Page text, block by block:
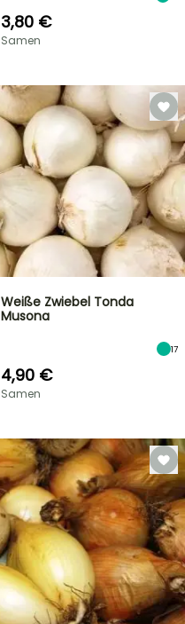
3,80 €
Samen
Weiße Zwiebel Tonda
Musona
17
4,90 €
Samen